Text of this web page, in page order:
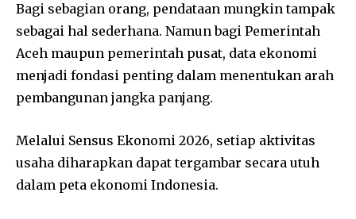
Bagi sebagian orang, pendataan mungkin tampak
sebagai hal sederhana. Namun bagi Pemerintah
Aceh maupun pemerintah pusat, data ekonomi
menjadi fondasi penting dalam menentukan arah
pembangunan jangka panjang.
Melalui Sensus Ekonomi 2026, setiap aktivitas
usaha diharapkan dapat tergambar secara utuh
dalam peta ekonomi Indonesia.